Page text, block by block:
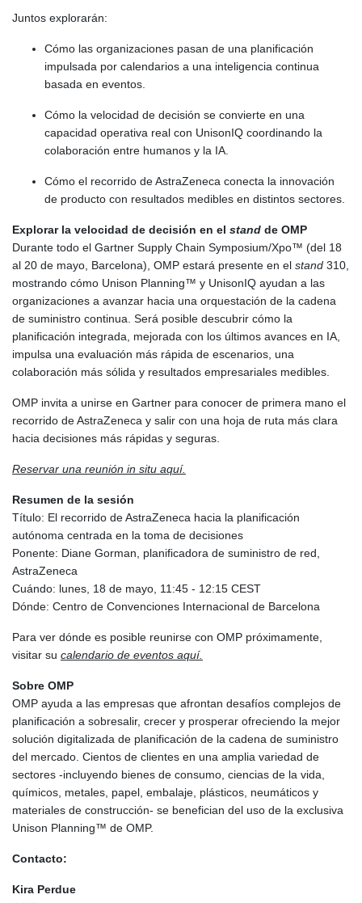
89550.000349
LKR 335.380452
MAD 9.305039
MDL 17.387495
4310.000347
MKD 53.374161
MMK
2099.552715
MNT
3596.040078
MOP 8.079926
MRU 40.090379
MUR 47.050378
MWK
1737.000345
NGN
NIO 36.795607
NZD 1.696641
PAB 0.999866
PKR 277.803701
PLN 3.719205
PYG
5945.498155
QAR 3.644504
RON 4.536304
RSD 102.024038
Juntos explorarán:
Cómo las organizaciones pasan de una planificación
impulsada por calendarios a una inteligencia continua
basada en eventos.
Cómo la velocidad de decisión se convierte en una
capacidad operativa real con UnisonIQ coordinando la
colaboración entre humanos y la IA.
Cómo el recorrido de AstraZeneca conecta la innovación
de producto con resultados medibles en distintos sectores.
Explorar la velocidad de decisión en el stand de OMP
Durante todo el Gartner Supply Chain Symposium/Xpo™ (del 18
al 20 de mayo, Barcelona), OMP estará presente en el stand 310,
mostrando cómo Unison Planning™ y UnisonIQ ayudan a las
organizaciones a avanzar hacia una orquestación de la cadena
de suministro continua. Será posible descubrir cómo la
planificación integrada, mejorada con los últimos avances en IA,
impulsa una evaluación más rápida de escenarios, una
colaboración más sólida y resultados empresariales medibles.
OMP invita a unirse en Gartner para conocer de primera mano el
recorrido de AstraZeneca y salir con una hoja de ruta más clara
hacia decisiones más rápidas y seguras.
Reservar una reunión in situ aquí.
Resumen de la sesión
Título: El recorrido de AstraZeneca hacia la planificación
autónoma centrada en la toma de decisiones
Ponente: Diane Gorman, planificadora de suministro de red,
AstraZeneca
Cuándo: lunes, 18 de mayo, 11:45 - 12:15 CEST
Dónde: Centro de Convenciones Internacional de Barcelona
Para ver dónde es posible reunirse con OMP próximamente,
visitar su calendario de eventos aquí.
Sobre OMP
OMP ayuda a las empresas que afrontan desafíos complejos de
planificación a sobresalir, crecer y prosperar ofreciendo la mejor
solución digitalizada de planificación de la cadena de suministro
del mercado. Cientos de clientes en una amplia variedad de
sectores -incluyendo bienes de consumo, ciencias de la vida,
químicos, metales, papel, embalaje, plásticos, neumáticos y
materiales de construcción- se benefician del uso de la exclusiva
Unison Planning™ de OMP.
Contacto:
Kira Perdue